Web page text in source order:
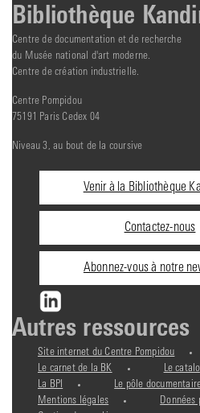
Bibliothèque
Centre de documentation et de recherche
du Musée national d'art moderne.
Centre de création industrielle.
Centre Pompidou
75191 Paris Cedex 04
Niveau 3, au bout de la coursive
Informations
pratiques
Venir à la Bibliothèque
Contactez-nous
Abonnez-vous à notre
Autres ressources
Site internet du Centre Pompidou
Le carnet de la BK
Le
La BPI
Le pôle
Mentions légales
Données